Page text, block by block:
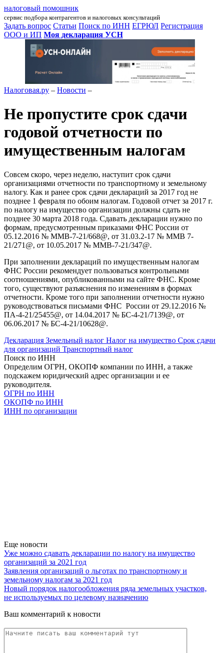
налоговый помошник
сервис подбора контрагентов и налоговых консультаций
Задать вопрос Статьи Поиск по ИНН ЕГРЮЛ Регистрация
ООО и ИП Моя декларация УСН
Налоговая.ру – Новости –
Не пропустите срок сдачи
годовой отчетности по
имущественным налогам
Совсем скоро, через неделю, наступит срок сдачи
организациями отчетности по транспортному и земельному
налогу. Как и ранее срок сдачи деклараций за 2017 год не
позднее 1 февраля по обоим налогам. Годовой отчет за 2017 г.
по налогу на имущество организации должны сдать не
позднее 30 марта 2018 года. Сдавать декларации нужно по
формам, предусмотренным приказами ФНС России от
05.12.2016 № ММВ-7-21/668@, от 31.03.2-17 № ММВ 7-
21/271@, от 10.05.2017 № ММВ-7-21/347@.
При заполнении деклараций по имущественным налогам
ФНС России рекомендует пользоваться контрольными
соотношениями, опубликованными на сайте ФНС. Кроме
того, существуют разъяснения по изменениям в формах
отчетности. Кроме того при заполнении отчетности нужно
руководствоваться письмами ФНС России от 29.12.2016 №
ПА-4-21/25455@, от 14.04.2017 № БС-4-21/7139@, от
06.06.2017 № БС-4-21/10628@.
Декларация Земельный налог Налог на имущество Срок сдачи
для организаций Транспортный налог
Поиск по ИНН
Определим ОГРН, ОКОПФ компании по ИНН, а также
подскажем юридический адрес организации и ее
руководителя.
ОГРН по ИНН
ОКОПФ по ИНН
ИНН по организации
Еще новости
Уже можно сдавать декларации по налогу на имущество
организаций за 2021 год
Заявления организаций о льготах по транспортному и
земельному налогам за 2021 год
Новый порядок налогообложения ряда земельных участков,
не используемых по целевому назначению
Ваш комментарий к новости